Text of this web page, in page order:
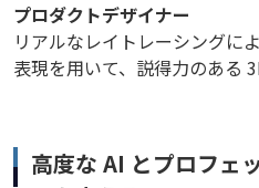
プロダクトデザイナー
リアルなレイトレーシングに
表現を用いて、説得力のある
高度な AI とプロフェ